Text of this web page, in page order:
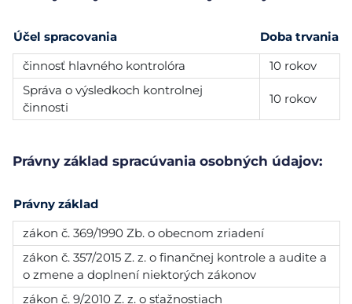
Účel spracovania
Doba trvania
činnosť hlavného kontrolóra
10 rokov
Správa o výsledkoch kontrolnej
činnosti
10 rokov
Právny základ spracúvania osobných údajov:
Právny základ
zákon č. 369/1990 Zb. o obecnom zriadení
zákon č. 357/2015 Z. z. o finančnej kontrole a audite a
o zmene a doplnení niektorých zákonov
zákon č. 9/2010 Z. z. o sťažnostiach